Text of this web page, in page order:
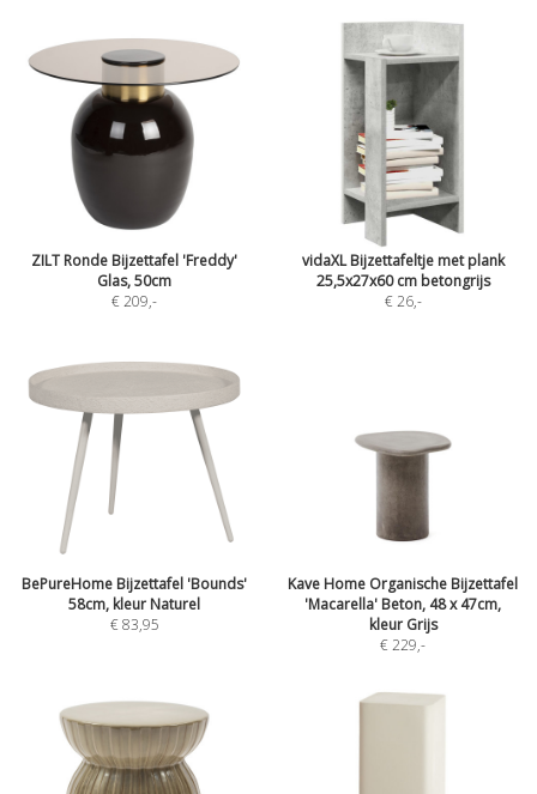
ZILT Ronde Bijzettafel 'Freddy'
Glas, 50cm
€ 209,-
vidaXL Bijzettafeltje met plank
25,5x27x60 cm betongrijs
€ 26,-
BePureHome Bijzettafel 'Bounds'
58cm, kleur Naturel
€ 83,95
Kave Home Organische Bijzettafel
'Macarella' Beton, 48 x 47cm,
kleur Grijs
€ 229,-